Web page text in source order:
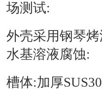
场测试:
外壳采用钢琴
水基溶液腐蚀:
槽体:加厚